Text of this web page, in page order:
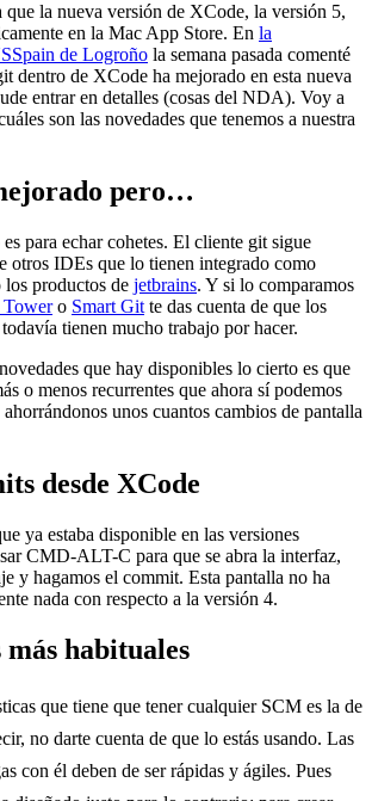
que la nueva versión de XCode, la versión 5,
en la Mac App Store. En la
de Logroño la semana pasada comenté
dentro de XCode ha mejorado en esta nueva
entrar en detalles (cosas del NDA). Voy a
son las novedades que tenemos a nuestra
pero…
para echar cohetes. El cliente git sigue
otros IDEs que lo tienen integrado como
productos de jetbrains. Y si lo comparamos
o Smart Git te das cuenta de que los
tienen mucho trabajo por hacer.
que hay disponibles lo cierto es que
o menos recurrentes que ahora sí podemos
unos cuantos cambios de pantalla
desde XCode
ya estaba disponible en las versiones
CMD-ALT-C para que se abra la interfaz,
y hagamos el commit. Esta pantalla no ha
nada con respecto a la versión 4.
habituales
que tiene que tener cualquier SCM es la de
no darte cuenta de que lo estás usando. Las
con él deben de ser rápidas y ágiles. Pues